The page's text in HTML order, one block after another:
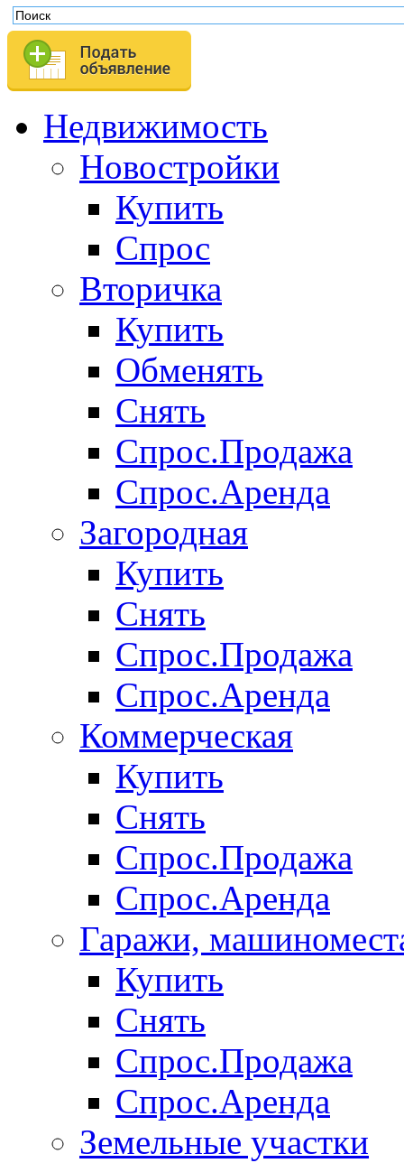
Недвижимость
Новостройки
Купить
Спрос
Вторичка
Купить
Обменять
Снять
Спрос.Продажа
Спрос.Аренда
Загородная
Купить
Снять
Спрос.Продажа
Спрос.Аренда
Коммерческая
Купить
Снять
Спрос.Продажа
Спрос.Аренда
Гаражи,
Купить
Снять
Спрос.Продажа
Спрос.Аренда
Земельные участки